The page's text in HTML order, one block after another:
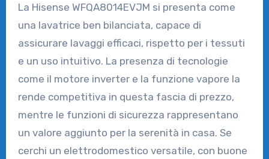
La Hisense WFQA8014EVJM si presenta come
una lavatrice ben bilanciata, capace di
assicurare lavaggi efficaci, rispetto per i tessuti
e un uso intuitivo. La presenza di tecnologie
come il motore inverter e la funzione vapore la
rende competitiva in questa fascia di prezzo,
mentre le funzioni di sicurezza rappresentano
un valore aggiunto per la serenità in casa. Se
cerchi un elettrodomestico versatile, con buone